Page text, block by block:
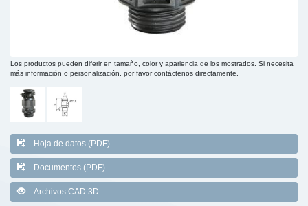
Los productos pueden diferir en tamaño, color y apariencia de los mostrados. Si necesita
más información o personalización, por favor contáctenos directamente.
Hoja de datos (PDF)
Documentos (PDF)
Archivos CAD 3D